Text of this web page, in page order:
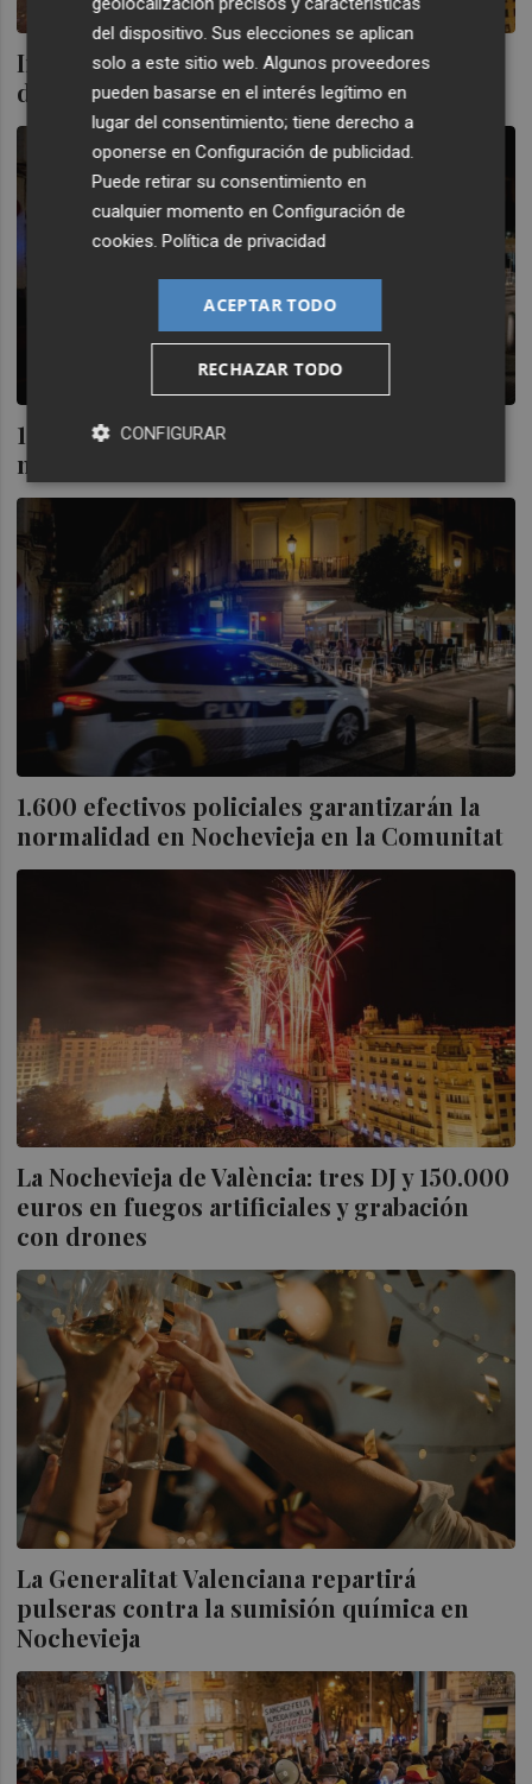
Interior autoriza 63 fiestas y celebraciones
de Nochevieja y Reyes en la Comunitat
1.600 efectivos policiales garantizarán la
normalidad en Nochevieja en la Comunitat
1.600 efectivos policiales garantizarán la
normalidad en Nochevieja en la Comunitat
La Nochevieja de València: tres DJ y 150.000
euros en fuegos artificiales y grabación
con drones
La Generalitat Valenciana repartirá
pulseras contra la sumisión química en
Nochevieja
del dispositivo. Sus elecciones se aplican
solo a este sitio web. Algunos proveedores
pueden basarse en el interés legítimo en
lugar del consentimiento; tiene derecho a
oponerse enConfiguración de publicidad.
Puede retirar su consentimiento en
cualquier momento enConfiguración de
cookies.Política de privacidad
ACEPTAR TODO
RECHAZAR TODO
CONFIGURAR